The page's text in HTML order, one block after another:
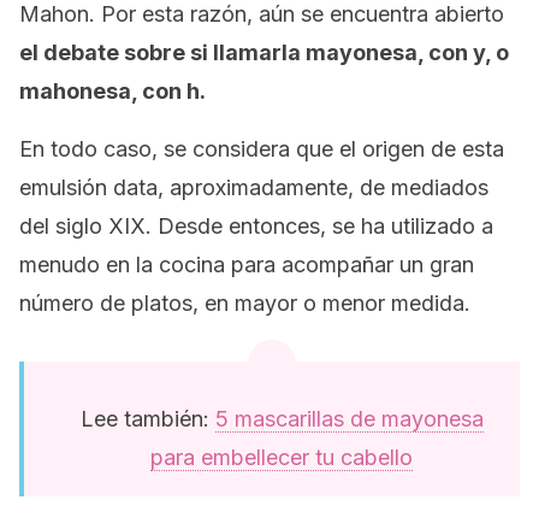
Mahon. Por esta razón, aún se encuentra abierto
el debate sobre si llamarla mayonesa, con y, o
mahonesa, con h.
En todo caso, se considera que el origen de esta
emulsión data, aproximadamente, de mediados
del siglo XIX. Desde entonces, se ha utilizado a
menudo en la cocina para acompañar un gran
número de platos, en mayor o menor medida.
Lee también: 5 mascarillas de mayonesa
para embellecer tu cabello